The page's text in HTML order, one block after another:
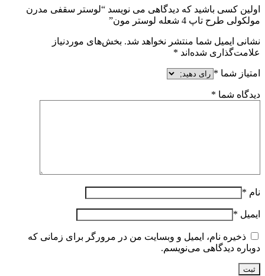
اولین کسی باشید که دیدگاهی می نویسد “لوستر سقفی مدرن
مولکولی طرح تاپ 4 شعله لوستر مون”
نشانی ایمیل شما منتشر نخواهد شد. بخش‌های موردنیاز
علامت‌گذاری شده‌اند *
امتیاز شما *
دیدگاه شما *
نام *
ایمیل *
ذخیره نام، ایمیل و وبسایت من در مرورگر برای زمانی که
دوباره دیدگاهی می‌نویسم.